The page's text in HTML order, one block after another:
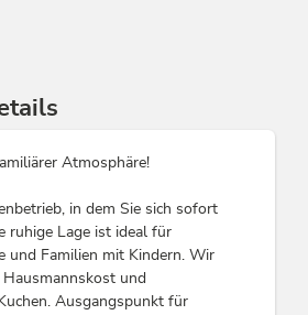
Atmosphäre!
in dem Sie sich sofort
ruhige Lage ist ideal für
und Familien mit Kindern. Wir
und
Ausgangspunkt für